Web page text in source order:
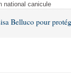
national canicule
Belluco pour